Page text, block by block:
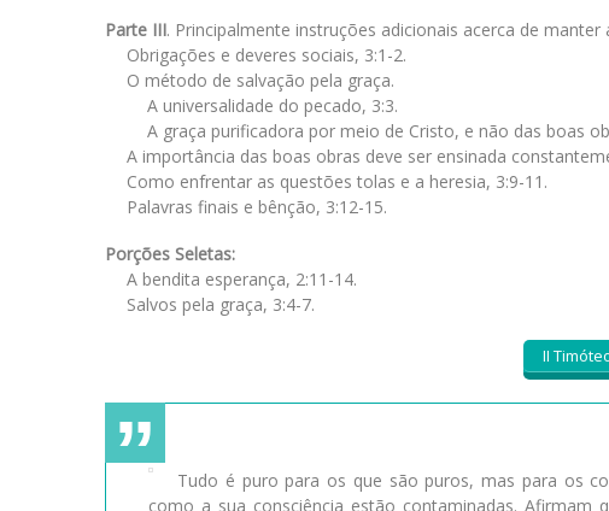
Parte III. Principalmente instruções adicionais acerca de
Obrigações e deveres sociais, 3:1-2.
O método de salvação pela graça.
A universalidade do pecado, 3:3.
A graça purificadora por meio de Cristo, e não das boas
A importância das boas obras deve ser ensinada
Como enfrentar as questões tolas e a heresia, 3:9-11.
Palavras finais e bênção, 3:12-15.
Porções Seletas:
A bendita esperança, 2:11-14.
Salvos pela graça, 3:4-7.
II
Tudo é puro para os que são puros, mas para os
como a sua consciência estão contaminadas. Afirmam